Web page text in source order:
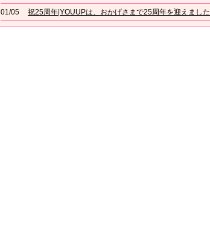
01/05 祝25周年|YOUUPは、おかげさまで25周年を迎えました